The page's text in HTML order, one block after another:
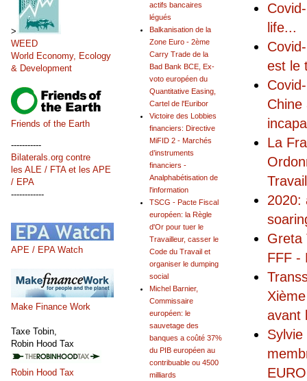
life...
est le
Chine
La
2020:
Greta
FFF -
avant
actifs bancaires
légués
Balkanisation de la
Zone Euro - 2ème
Carry Trade de la
Bad Bank BCE, Ex-
voto européen du
Quantitative Easing,
Cartel de l'Euribor
Victoire des Lobbies
financiers: Directive
MiFID 2 - Marchés
d’instruments
financiers -
Analphabétisation de
l'information
TSCG - Pacte Fiscal
européen: la Règle
d'Or pour tuer le
Travailleur, casser le
Code du Travail et
organiser le dumping
social
Michel Barnier,
Commissaire
européen: le
sauvetage des
banques a coûté 37%
du PIB européen au
contribuable ou 4500
milliards
>
WEED
World Economy, Ecology
& Development
Friends of the Earth
-----------
Bilaterals.org contre
les ALE / FTA et les APE
/ EPA
------------
APE / EPA Watch
Make Finance Work
Taxe Tobin,
Robin Hood Tax
Robin Hood Tax